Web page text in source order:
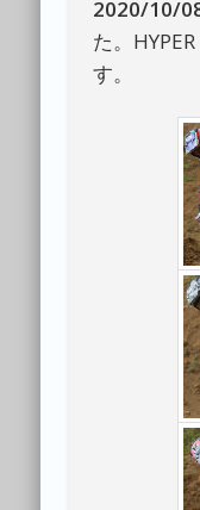
2020/10/
た。
す。